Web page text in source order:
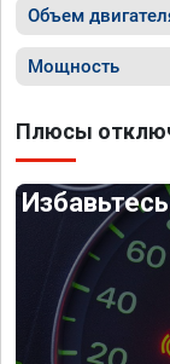
Объем
Мощность
Плюсы